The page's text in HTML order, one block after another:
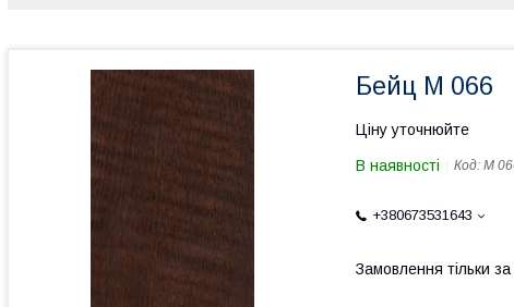
Бейц M 066
Ціну уточнюйте
В наявності Код: M
+380673531643
Замовлення тільки